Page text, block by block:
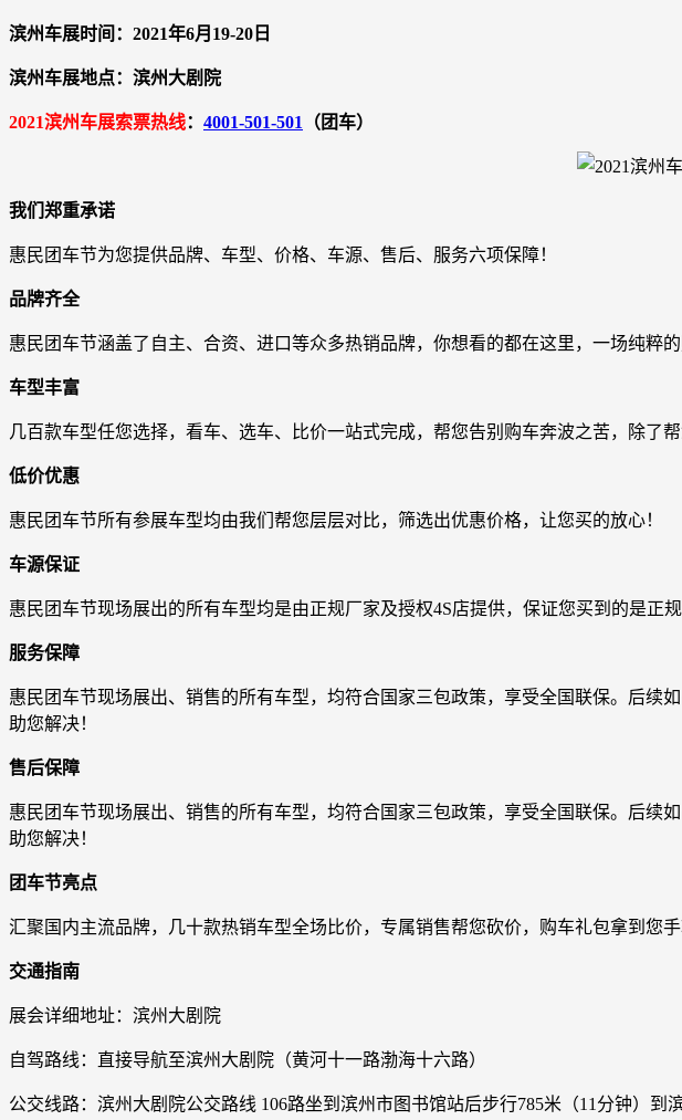
滨州车展时间：2021年6月19-20日
滨州车展地点：滨州大剧院
2021滨州车展索票热线： 4001-501-501 （团车）
我们郑重承诺
惠民团车节为您提供品牌、车型、价格、车源、售后、服务六项保障！
品牌齐全
惠民团车节涵盖了自主、合资、进口等众多热销品牌，你想看的都在这里，一场纯粹的
车型丰富
几百款车型任您选择，看车、选车、比价一站式完成，帮您告别购车奔波之苦，除了
低价优惠
惠民团车节所有参展车型均由我们帮您层层对比，筛选出优惠价格，让您买的放心！
车源保证
惠民团车节现场展出的所有车型均是由正规厂家及授权4S店提供，保证您买到的是正规
服务保障
惠民团车节现场展出、销售的所有车型，均符合国家三包政策，享受全国联保。后续
助您解决！
售后保障
惠民团车节现场展出、销售的所有车型，均符合国家三包政策，享受全国联保。后
助您解决！
团车节亮点
汇聚国内主流品牌，几十款热销车型全场比价，专属销售帮您砍价，购车礼包拿到您手
交通指南
展会详细地址：滨州大剧院
自驾路线：直接导航至滨州大剧院（黄河十一路渤海十六路）
公交线路：滨州大剧院公交路线 106路坐到滨州市图书馆站后步行785米（11分钟）